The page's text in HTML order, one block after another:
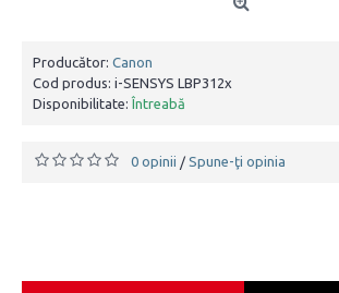
Producător: Canon
Cod produs: i-SENSYS LBP312x
Disponibilitate: Întreabă
0 opinii / Spune-ţi opinia